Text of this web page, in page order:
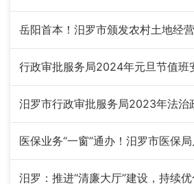
行政审批服务局2024年元旦节值班